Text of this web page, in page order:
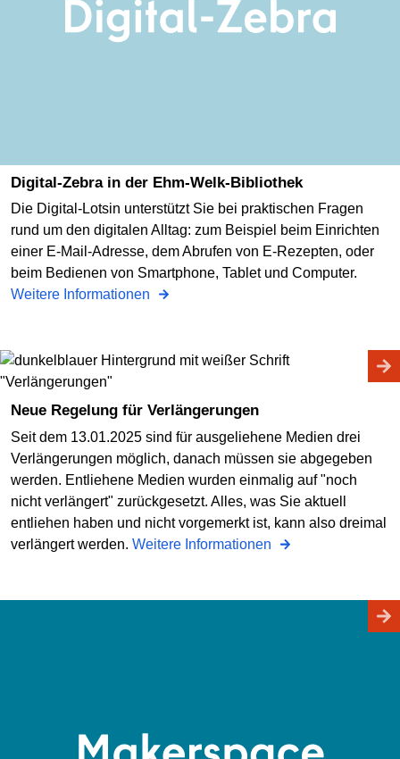
Digital-Zebra in der Ehm-Welk-Bibliothek
Die Digital-Lotsin unterstützt Sie bei praktischen Fragen
rund um den digitalen Alltag: zum Beispiel beim Einrichten
einer E-Mail-Adresse, dem Abrufen von E-Rezepten, oder
beim Bedienen von Smartphone, Tablet und Computer.
Weitere Informationen
Neue Regelung für Verlängerungen
Seit dem 13.01.2025 sind für ausgeliehene Medien drei
Verlängerungen möglich, danach müssen sie abgegeben
werden. Entliehene Medien wurden einmalig auf "noch
nicht verlängert" zurückgesetzt. Alles, was Sie aktuell
entliehen haben und nicht vorgemerkt ist, kann also dreimal
verlängert werden. Weitere Informationen